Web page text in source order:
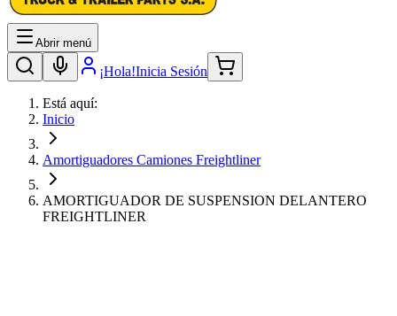
Abrir menú
¡Hola!Inicia Sesión
Está aquí:
Inicio
Amortiguadores Camiones Freightliner
AMORTIGUADOR DE SUSPENSION DELANTERO
FREIGHTLINER